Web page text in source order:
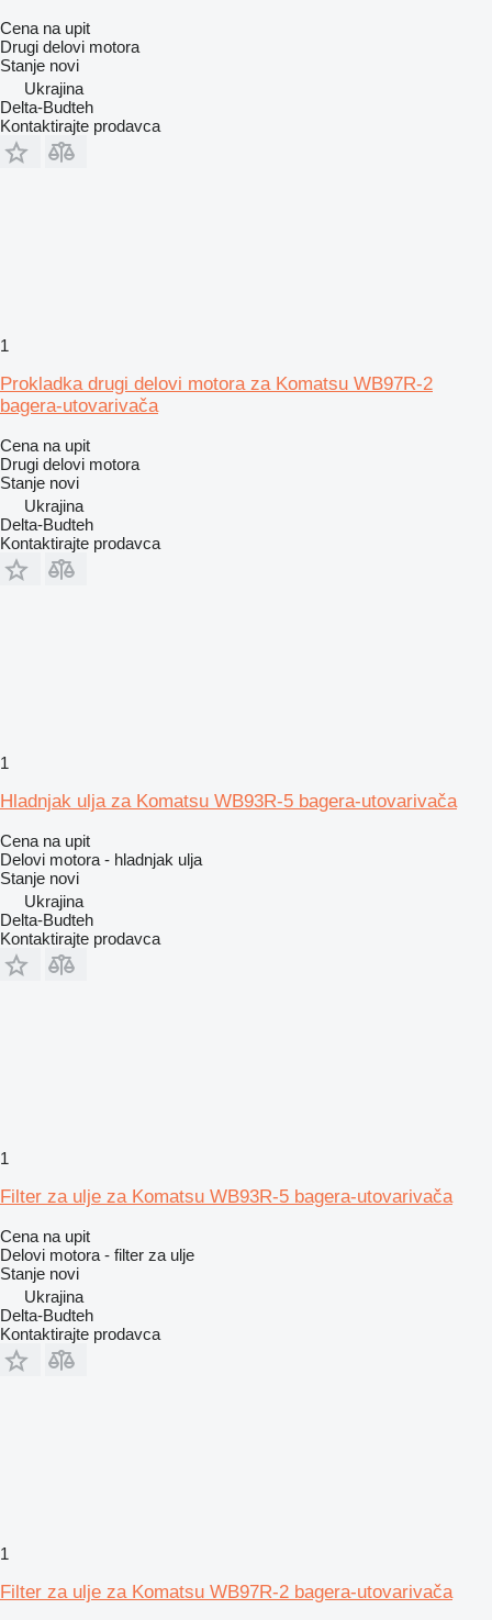
Cena na upit
Drugi delovi motora
Stanje novi
Ukrajina
Delta-Budteh
Kontaktirajte prodavca
1
Prokladka drugi delovi motora za Komatsu WB97R-2
bagera-utovarivača
Cena na upit
Drugi delovi motora
Stanje novi
Ukrajina
Delta-Budteh
Kontaktirajte prodavca
1
Hladnjak ulja za Komatsu WB93R-5 bagera-utovarivača
Cena na upit
Delovi motora - hladnjak ulja
Stanje novi
Ukrajina
Delta-Budteh
Kontaktirajte prodavca
1
Filter za ulje za Komatsu WB93R-5 bagera-utovarivača
Cena na upit
Delovi motora - filter za ulje
Stanje novi
Ukrajina
Delta-Budteh
Kontaktirajte prodavca
1
Filter za ulje za Komatsu WB97R-2 bagera-utovarivača